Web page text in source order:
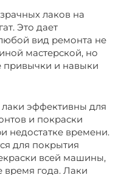
лаков на
Это дает
вид ремонта не
мастерской, но
привычки и навыки
эффективны для
и покраски
недостатке времени.
для покрытия
всей машины,
время года. Лаки